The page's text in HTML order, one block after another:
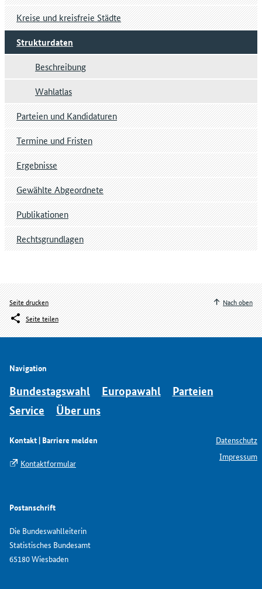
Kreise und kreisfreie Städte
Strukturdaten
Beschreibung
Wahlatlas
Parteien und Kandidaturen
Termine und Fristen
Ergebnisse
Gewählte Abgeordnete
Publikationen
Rechtsgrundlagen
Seite drucken
Seite teilen
Nach oben
Navigation
Bundestagswahl Europawahl
Parteien
Service
Über uns
Kontakt | Barriere melden
Kontaktformular
Postanschrift
Die Bundeswahlleiterin
Statistisches Bundesamt
65180 Wiesbaden
Datenschutz
Impressum